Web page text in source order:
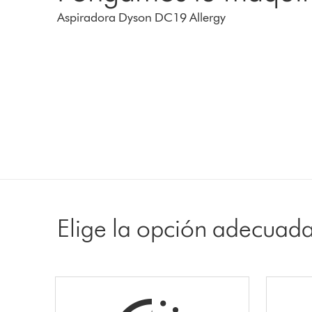
Aspiradora Dyson DC19 Allergy
Elige la opción